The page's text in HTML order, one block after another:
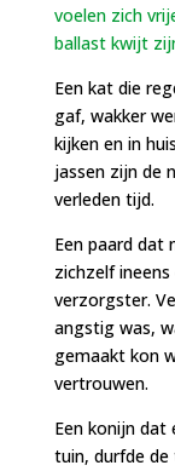
voelen zich
ballast kwijt
Een kat die
gaf, wakker
kijken en in
jassen zijn de
verleden tijd.
Een paard dat
zichzelf
verzorgster.
angstig was,
gemaakt kon
vertrouwen.
Een konijn dat
tuin, durfde de